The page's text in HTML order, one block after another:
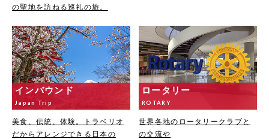
の聖地を訪ねる巡礼の旅。
インバウンド
Japan Trip
美食、伝統、体験。トラベリオ
だからアレンジできる日本の
ロータリー
ROTARY
世界各地のロータリークラブと
の交流や